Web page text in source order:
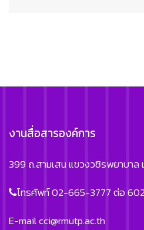
งานสื่อสารองค์การ
399 ถ.สามเสน แขวงวชิรพยาบา
โทรศัพท์ 02-665-3777 ต่อ
E-mailcci@rmutp.ac.th